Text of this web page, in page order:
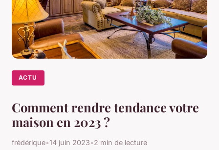
ACTU
Comment rendre tendance votre
maison en 2023 ?
frédérique•14 juin 2023•2 min de lecture